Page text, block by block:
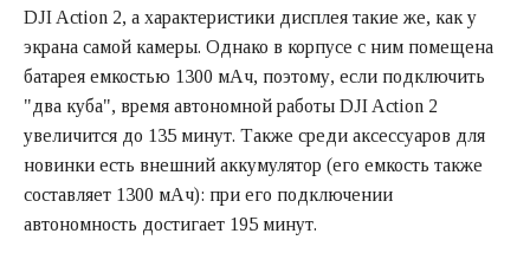
DJI Action 2, а характеристики дисплея такие же, как у
экрана самой камеры. Однако в корпусе с ним помещена
батарея емкостью 1300 мАч, поэтому, если подключить
"два куба", время автономной работы DJI Action 2
увеличится до 135 минут. Также среди аксессуаров для
новинки есть внешний аккумулятор (его емкость также
составляет 1300 мАч): при его подключении
автономность достигает 195 минут.